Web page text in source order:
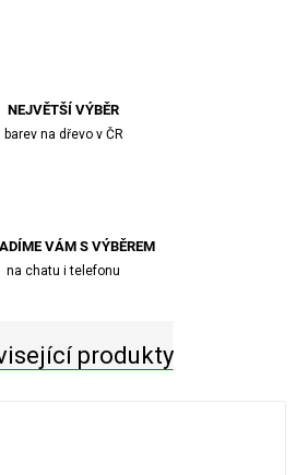
NEJVĚTŠÍ VÝBĚR
barev na dřevo v ČR
VÁM S VÝBĚREM
na chatu i telefonu
produkty